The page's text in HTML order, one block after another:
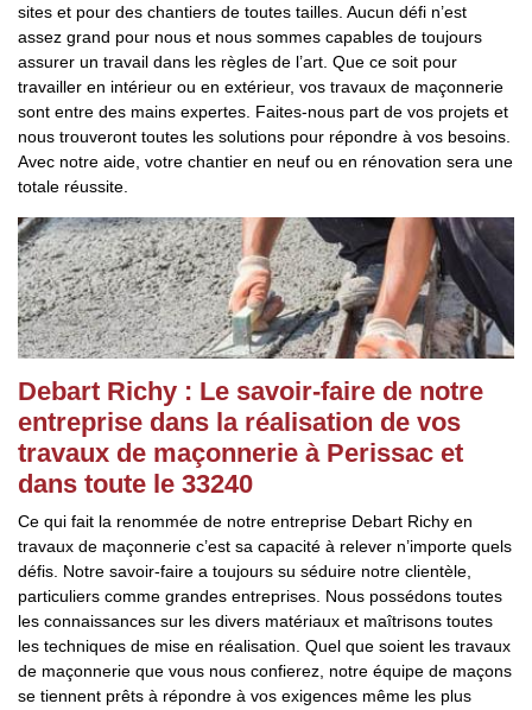
sites et pour des chantiers de toutes tailles. Aucun défi n’est
assez grand pour nous et nous sommes capables de toujours
assurer un travail dans les règles de l’art. Que ce soit pour
travailler en intérieur ou en extérieur, vos travaux de maçonnerie
sont entre des mains expertes. Faites-nous part de vos projets et
nous trouveront toutes les solutions pour répondre à vos besoins.
Avec notre aide, votre chantier en neuf ou en rénovation sera une
totale réussite.
Debart Richy : Le savoir-faire de notre
entreprise dans la réalisation de vos
travaux de maçonnerie à Perissac et
dans toute le 33240
Ce qui fait la renommée de notre entreprise Debart Richy en
travaux de maçonnerie c’est sa capacité à relever n’importe quels
défis. Notre savoir-faire a toujours su séduire notre clientèle,
particuliers comme grandes entreprises. Nous possédons toutes
les connaissances sur les divers matériaux et maîtrisons toutes
les techniques de mise en réalisation. Quel que soient les travaux
de maçonnerie que vous nous confierez, notre équipe de maçons
se tiennent prêts à répondre à vos exigences même les plus